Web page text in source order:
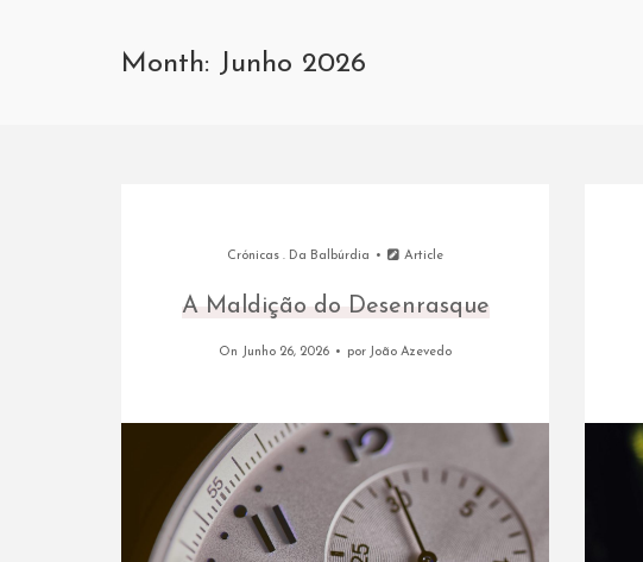
Month: Junho 2026
Crónicas. Da Balbúrdia Article
A Maldição do Desenrasque
On Junho 26, 2026 por João Azevedo